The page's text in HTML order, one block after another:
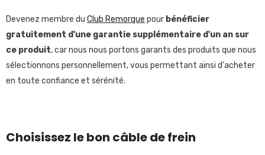
Devenez membre du Club Remorque pour bénéficier
gratuitement d'une garantie supplémentaire d'un an sur
ce produit, car nous nous portons garants des produits que nous
sélectionnons personnellement, vous permettant ainsi d'acheter
en toute confiance et sérénité.
Choisissez le bon câble de frein